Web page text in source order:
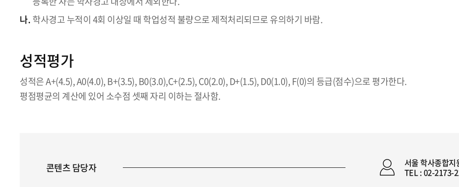
나. 학사경고 누적이 4회 이상일 때 학업성적 불량으로 제적처리되므로 유의하기 바람.
성적평가
성적은 A+(4.5), A0(4.0), B+(3.5), B0(3.0),C+(2.5), C0(2.0), D+(1.5), D0(1.0), F(0)의 등급(점수)으로 평가한다.
평점평균의 계산에 있어 소수점 셋째 자리 이하는 절사함.
콘텐츠 담당자
서울 학사종합지
TEL : 02-2173-